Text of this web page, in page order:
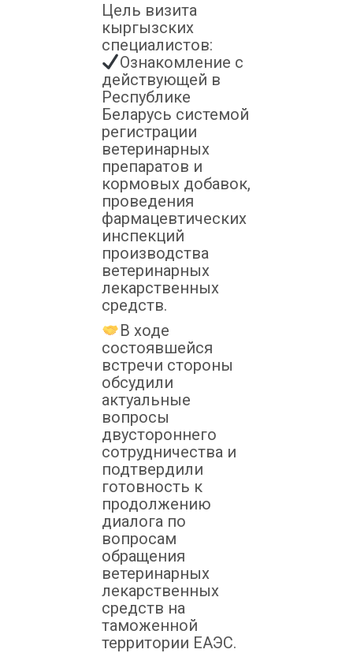
Цель визита
кыргызских
специалистов:
Ознакомление с
действующей в
Республике
Беларусь системой
регистрации
ветеринарных
препаратов и
кормовых добавок,
проведения
фармацевтических
инспекций
производства
ветеринарных
лекарственных
средств.
В ходе
состоявшейся
встречи стороны
обсудили
актуальные
вопросы
двустороннего
сотрудничества и
подтвердили
готовность к
продолжению
диалога по
вопросам
обращения
ветеринарных
лекарственных
средств на
таможенной
территории ЕАЭС.